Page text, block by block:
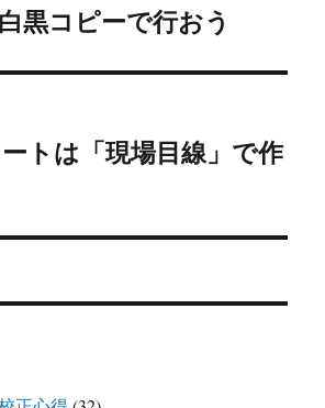
黒コピーで行おう
トは「現場目線」で作